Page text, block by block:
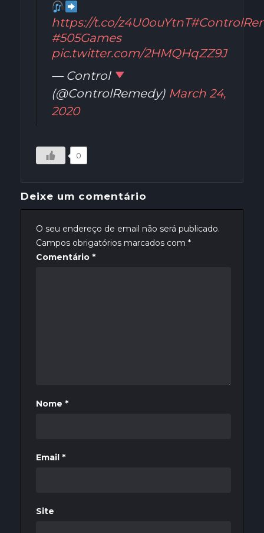
https://t.co/z4U0ouYtnT
#505Games
pic.twitter.com/2HMQHqZZ9J
— Control
(@ControlRemedy) March 24,
2020
0
Deixe um comentário
O seu endereço de email não será publicado.
Campos obrigatórios marcados com *
Comentário *
Nome *
Email *
Site